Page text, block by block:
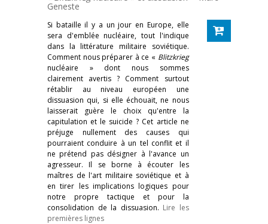
Geneste
Si bataille il y a un jour en Europe, elle
sera d'emblée nucléaire, tout l'indique
dans la littérature militaire soviétique.
Comment nous préparer à ce « Blitzkrieg
nucléaire » dont nous sommes
clairement avertis ? Comment surtout
rétablir au niveau européen une
dissuasion qui, si elle échouait, ne nous
laisserait guère le choix qu'entre la
capitulation et le suicide ? Cet article ne
préjuge nullement des causes qui
pourraient conduire à un tel conflit et il
ne prétend pas désigner à l'avance un
agresseur. Il se borne à écouter les
maîtres de l'art militaire soviétique et à
en tirer les implications logiques pour
notre propre tactique et pour la
consolidation de la dissuasion. Lire les
premières lignes